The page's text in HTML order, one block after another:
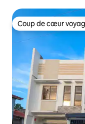
Coup de cœur
Coup de cœur